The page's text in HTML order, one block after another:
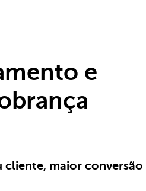
e
cliente, maior conversão